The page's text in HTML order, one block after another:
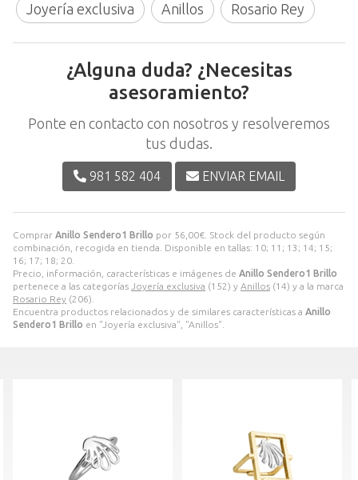
Comprar Anillo Sendero1 Brillo por 56,00€ . Stock del producto según
combinación, recogida en tienda. Disponible en tallas: 10; 11; 13; 14; 15;
16; 17; 18; 20.
Precio, información, características e imágenes de Anillo Sendero1 Brillo
pertenece a las categorías Joyería exclusiva (152) y Anillos (14) y a la marca
Rosario Rey (206).
Encuentra productos relacionados y de similares características a Anillo
Sendero1 Brillo en "Joyería exclusiva", "Anillos".
Joyería exclusiva
Anillos Rosario Rey
¿Alguna duda? ¿Necesitas
asesoramiento?
Ponte en contacto con nosotros y resolveremos
tus dudas.
981 582 404 ENVIAR EMAIL